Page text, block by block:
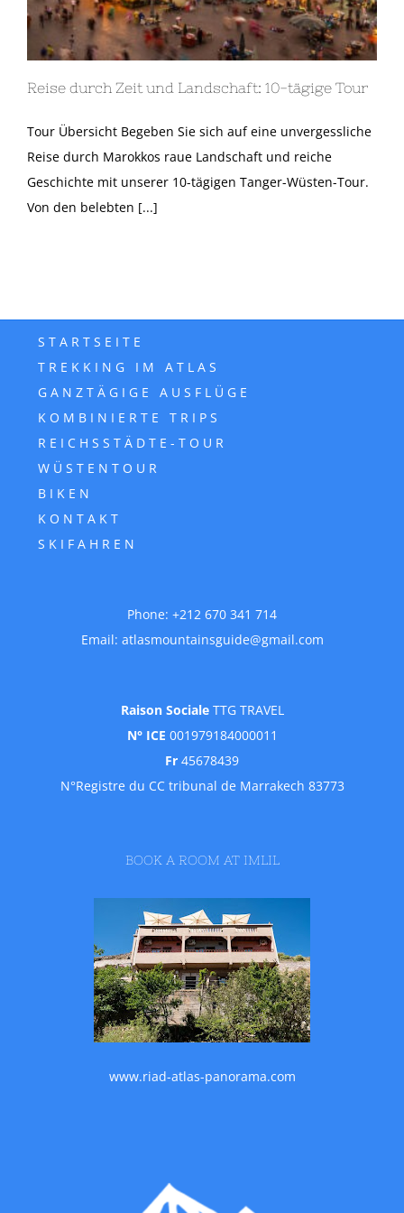
Reise durch Zeit und Landschaft: 10-tägige Tour
Tour Übersicht Begeben Sie sich auf eine unvergessliche
Reise durch Marokkos raue Landschaft und reiche
Geschichte mit unserer 10-tägigen Tanger-Wüsten-Tour.
Von den belebten [...]
STARTSEITE
TREKKING IM ATLAS
GANZTÄGIGE AUSFLÜGE
KOMBINIERTE TRIPS
REICHSSTÄDTE-TOUR
WÜSTENTOUR
BIKEN
KONTAKT
SKIFAHREN
Phone: +212 670 341 714
Email: atlasmountainsguide@gmail.com
Raison SocialeTTG TRAVEL
N° ICE 001979184000011
Fr 45678439
N°Registre du CC tribunal de Marrakech 83773
BOOK A ROOM AT IMLIL
www.riad-atlas-panorama.com